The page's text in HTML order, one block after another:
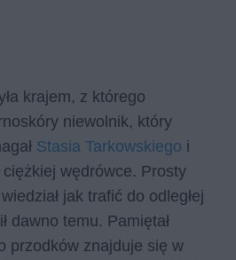
krajem, z którego
niewolnik, który
Stasia Tarkowskiego i
wędrówce. Prosty
jak trafić do odległej
dawno temu. Pamiętał
przodków znajduje się w